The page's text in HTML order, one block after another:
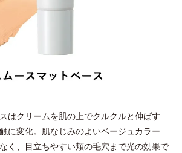
はクリームを肌の上でクルクルと伸ばす
に変化。肌なじみのよいベージュカラー
く、目立ちやすい頬の毛穴まで光の効果で